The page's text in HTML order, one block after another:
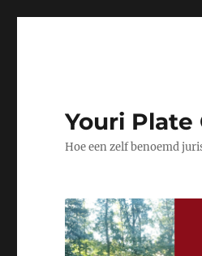
Youri
Hoe een zelf benoemd